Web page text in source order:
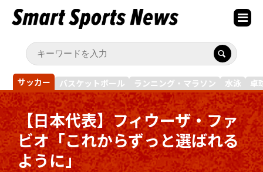
サッカー バスケットボール ランニング・マラソン 水泳 卓
【日本代表】フィウーザ・ファ
ビオ「これからずっと選ばれる
ように」